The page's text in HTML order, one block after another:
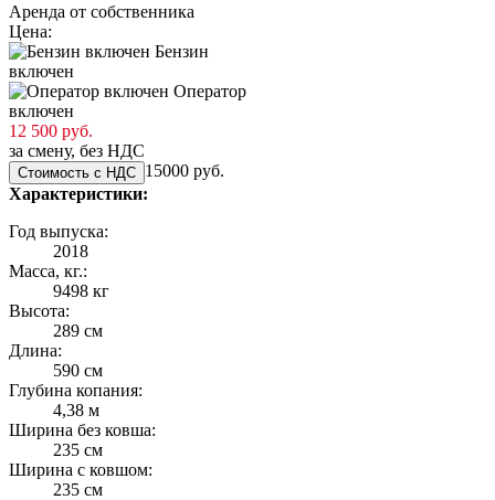
Аренда от собственника
Цена:
Бензин
включен
Оператор
включен
12 500 руб.
за смену, без НДС
Стоимость с НДС 15000 руб.
Характеристики:
Год выпуска:
2018
Масса, кг.:
9498 кг
Высота:
289 см
Длина:
590 см
Глубина копания:
4,38 м
Ширина без ковша:
235 см
Ширина с ковшом:
235 см